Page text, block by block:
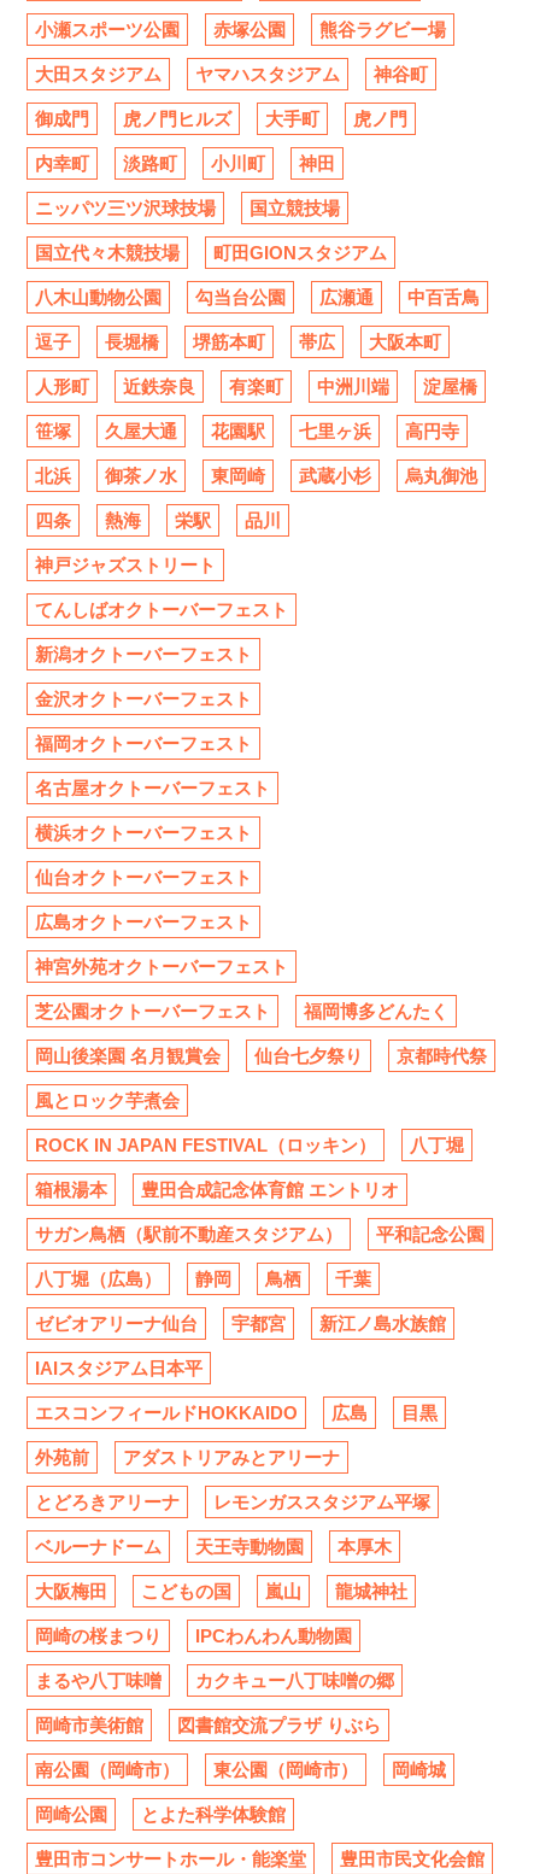
小瀬スポーツ公園 赤塚公園 熊谷ラグビー場
大田スタジアム ヤマハスタジアム 神谷町
御成門 虎ノ門ヒルズ 大手町 虎ノ門
内幸町 淡路町 小川町 神田
ニッパツ三ツ沢球技場 国立競技場
国立代々木競技場 町田GIONスタジアム
八木山動物公園 勾当台公園 広瀬通 中百舌鳥
逗子 長堀橋 堺筋本町 帯広 大阪本町
人形町 近鉄奈良 有楽町 中洲川端 淀屋橋
笹塚 久屋大通 花園駅 七里ヶ浜 高円寺
北浜 御茶ノ水 東岡崎 武蔵小杉 烏丸御池
四条 熱海 栄駅 品川
神戸ジャズストリート
てんしばオクトーバーフェスト
新潟オクトーバーフェスト
金沢オクトーバーフェスト
福岡オクトーバーフェスト
名古屋オクトーバーフェスト
横浜オクトーバーフェスト
仙台オクトーバーフェスト
広島オクトーバーフェスト
神宮外苑オクトーバーフェスト
芝公園オクトーバーフェスト 福岡博多どんたく
岡山後楽園 名月観賞会 仙台七夕祭り 京都時代祭
風とロック芋煮会
ROCK IN JAPAN FESTIVAL（ロッキン） 八丁堀
箱根湯本 豊田合成記念体育館 エントリオ
サガン鳥栖（駅前不動産スタジアム） 平和記念公園
八丁堀（広島） 静岡 鳥栖 千葉
ゼビオアリーナ仙台 宇都宮 新江ノ島水族館
IAIスタジアム日本平
エスコンフィールドHOKKAIDO 広島 目黒
外苑前 アダストリアみとアリーナ
とどろきアリーナ レモンガススタジアム平塚
ベルーナドーム 天王寺動物園 本厚木
大阪梅田 こどもの国 嵐山 龍城神社
岡崎の桜まつり IPCわんわん動物園
まるや八丁味噌 カクキュー八丁味噌の郷
岡崎市美術館 図書館交流プラザ りぶら
南公園（岡崎市） 東公園（岡崎市） 岡崎城
岡崎公園 とよた科学体験館
豊田市コンサートホール・能楽堂 豊田市民文化会館